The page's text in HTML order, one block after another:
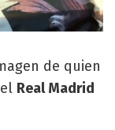
de quien
Real Madrid